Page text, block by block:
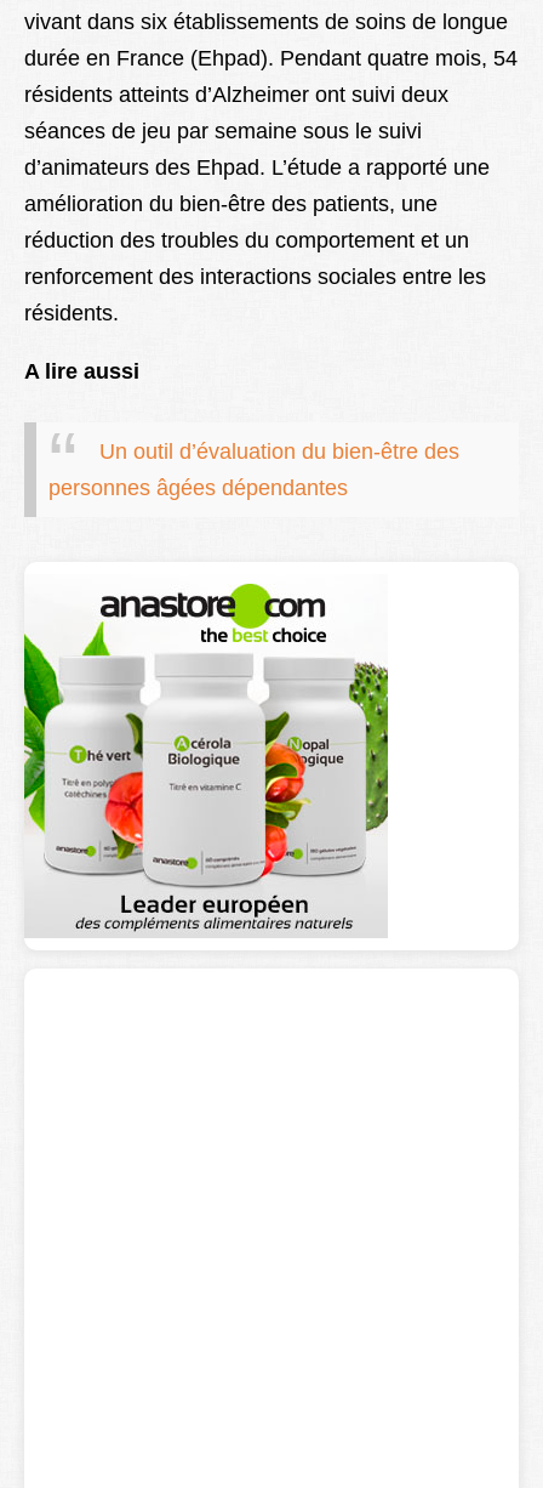
vivant dans six établissements de soins de longue
durée en France (Ehpad). Pendant quatre mois, 54
résidents atteints d’Alzheimer ont suivi deux
séances de jeu par semaine sous le suivi
d’animateurs des Ehpad. L’étude a rapporté une
amélioration du bien-être des patients, une
réduction des troubles du comportement et un
renforcement des interactions sociales entre les
résidents.
A lire aussi
Un outil d’évaluation du bien-être des
personnes âgées dépendantes